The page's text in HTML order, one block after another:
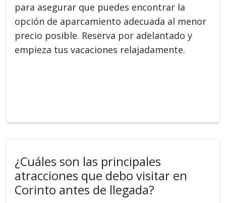
para asegurar que puedes encontrar la
opción de aparcamiento adecuada al menor
precio posible. Reserva por adelantado y
empieza tus vacaciones relajadamente.
¿Cuáles son las principales
atracciones que debo visitar en
Corinto antes de llegada?